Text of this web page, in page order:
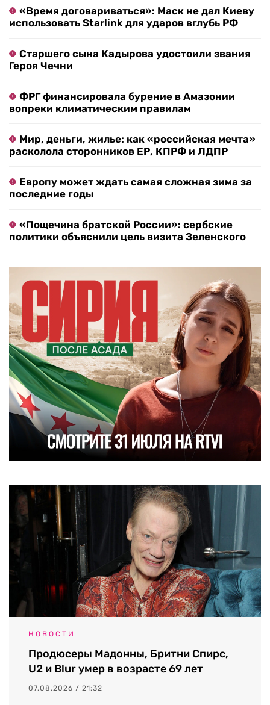
«Время договариваться»: Маск не дал Киеву
использовать Starlink для ударов вглубь РФ
Старшего сына Кадырова удостоили звания
Героя Чечни
ФРГ финансировала бурение в Амазонии
вопреки климатическим правилам
Мир, деньги, жилье: как «российская мечта»
расколола сторонников ЕР, КПРФ и ЛДПР
Европу может ждать самая сложная зима за
последние годы
«Пощечина братской России»: сербские
политики объяснили цель визита Зеленского
НОВОСТИ
Продюсеры Мадонны, Бритни Спирс,
U2 и Blur умер в возрасте 69 лет
07.08.2026 / 21:32